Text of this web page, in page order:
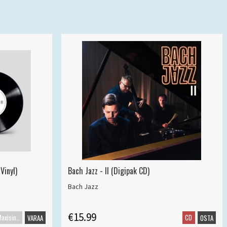
Maxisingle VARAA
Bach Jazz - II (Digipak CD)
Bach Jazz
€15.99 CD OSTA